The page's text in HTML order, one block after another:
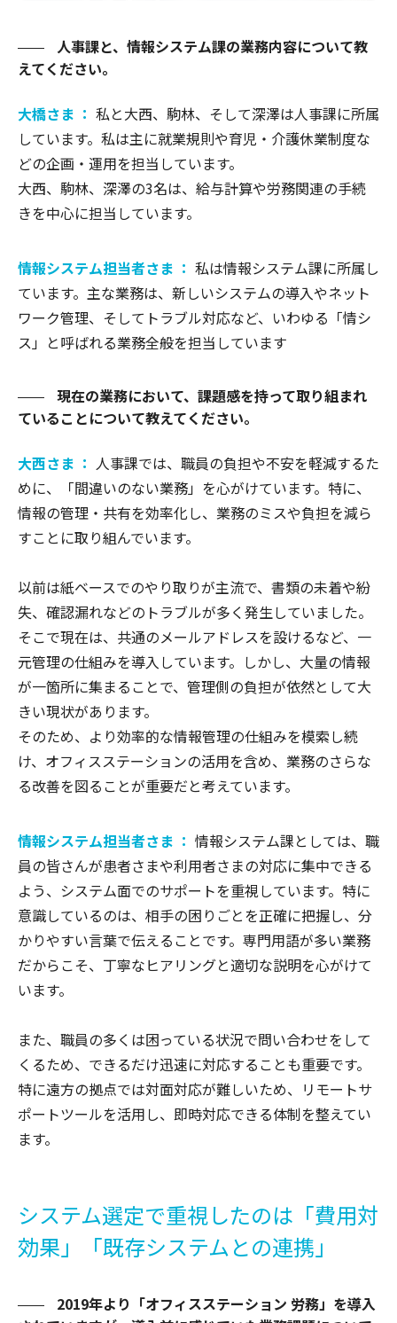
人事課と、情報システム課の業務内容について教
えてください。
大橋さま ： 私と大西、駒林、そして深澤は人事課に所属
しています。私は主に就業規則や育児・介護休業制度な
どの企画・運用を担当しています。
大西、駒林、深澤の3名は、給与計算や労務関連の手続
きを中心に担当しています。
情報システム担当者さま ： 私は情報システム課に所属し
ています。主な業務は、新しいシステムの導入やネット
ワーク管理、そしてトラブル対応など、いわゆる「情シ
ス」と呼ばれる業務全般を担当しています
現在の業務において、課題感を持って取り組まれ
ていることについて教えてください。
大西さま ： 人事課では、職員の負担や不安を軽減するた
めに、「間違いのない業務」を心がけています。特に、
情報の管理・共有を効率化し、業務のミスや負担を減ら
すことに取り組んでいます。
以前は紙ベースでのやり取りが主流で、書類の未着や紛
失、確認漏れなどのトラブルが多く発生していました。
そこで現在は、共通のメールアドレスを設けるなど、一
元管理の仕組みを導入しています。しかし、大量の情報
が一箇所に集まることで、管理側の負担が依然として大
きい現状があります。
そのため、より効率的な情報管理の仕組みを模索し続
け、オフィスステーションの活用を含め、業務のさらな
る改善を図ることが重要だと考えています。
情報システム担当者さま ： 情報システム課としては、職
員の皆さんが患者さまや利用者さまの対応に集中できる
よう、システム面でのサポートを重視しています。特に
意識しているのは、相手の困りごとを正確に把握し、分
かりやすい言葉で伝えることです。専門用語が多い業務
だからこそ、丁寧なヒアリングと適切な説明を心がけて
います。
また、職員の多くは困っている状況で問い合わせをして
くるため、できるだけ迅速に対応することも重要です。
特に遠方の拠点では対面対応が難しいため、リモートサ
ポートツールを活用し、即時対応できる体制を整えてい
ます。
システム選定で重視したのは「費用対
効果」「既存システムとの連携」
2019年より「オフィスステーション 労務」を導入